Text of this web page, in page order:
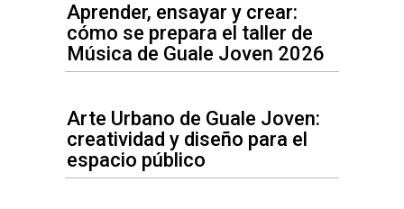
Aprender, ensayar y crear:
cómo se prepara el taller de
Música de Guale Joven 2026
Arte Urbano de Guale Joven:
creatividad y diseño para el
espacio público